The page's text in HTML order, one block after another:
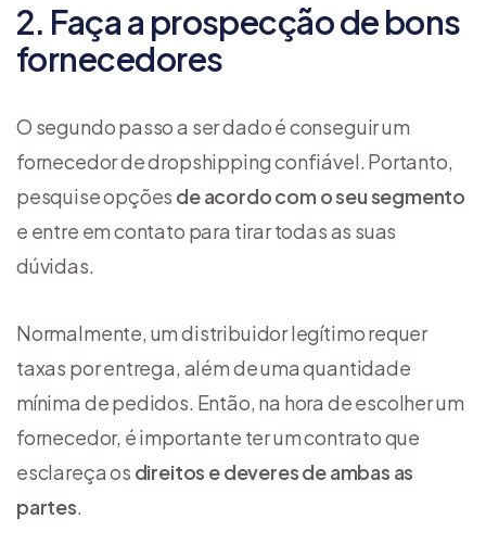
2. Faça a prospecção de bons
fornecedores
O segundo passo a ser dado é conseguir um
fornecedor de dropshipping confiável. Portanto,
pesquise opções de acordo com o seu segmento
e entre em contato para tirar todas as suas
dúvidas.
Normalmente, um distribuidor legítimo requer
taxas por entrega, além de uma quantidade
mínima de pedidos. Então, na hora de escolher um
fornecedor, é importante ter um contrato que
esclareça os direitos e deveres de ambas as
partes.